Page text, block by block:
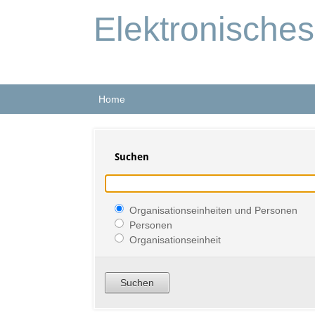
Home
Suchen
Organisationseinheiten und Personen
Personen
Organisationseinheit